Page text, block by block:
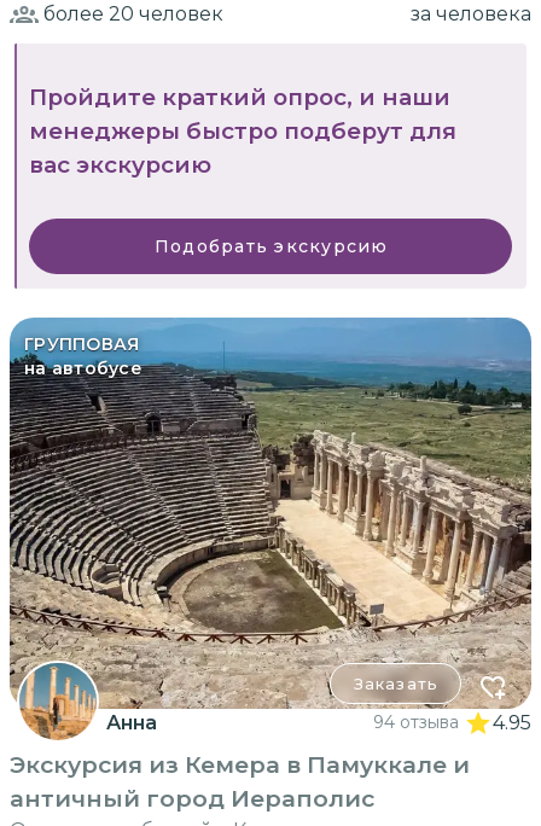
более 20 человек за человека
Пройдите краткий опрос, и наши
менеджеры быстро подберут для
вас экскурсию
Подобрать экскурсию
ГРУППОВАЯ
на автобусе
Заказать
Анна 94 отзыва 4.95
Экскурсия из Кемера в Памуккале и
античный город Иераполис